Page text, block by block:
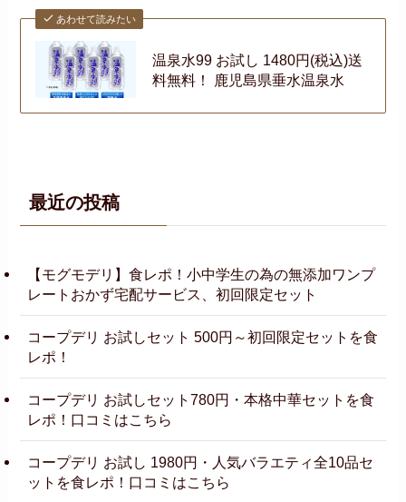
あわせて読みたい
温泉水99 お試し 1480円(税込)送
料無料！ 鹿児島県垂水温泉水
最近の投稿
【モグモデリ】食レポ！小中学生の為の無添加ワンプ
レートおかず宅配サービス、初回限定セット
コープデリ お試しセット 500円～初回限定セットを食
レポ！
コープデリ お試しセット780円・本格中華セットを食
レポ！口コミはこちら
コープデリ お試し 1980円・人気バラエティ全10品セ
ットを食レポ！口コミはこちら